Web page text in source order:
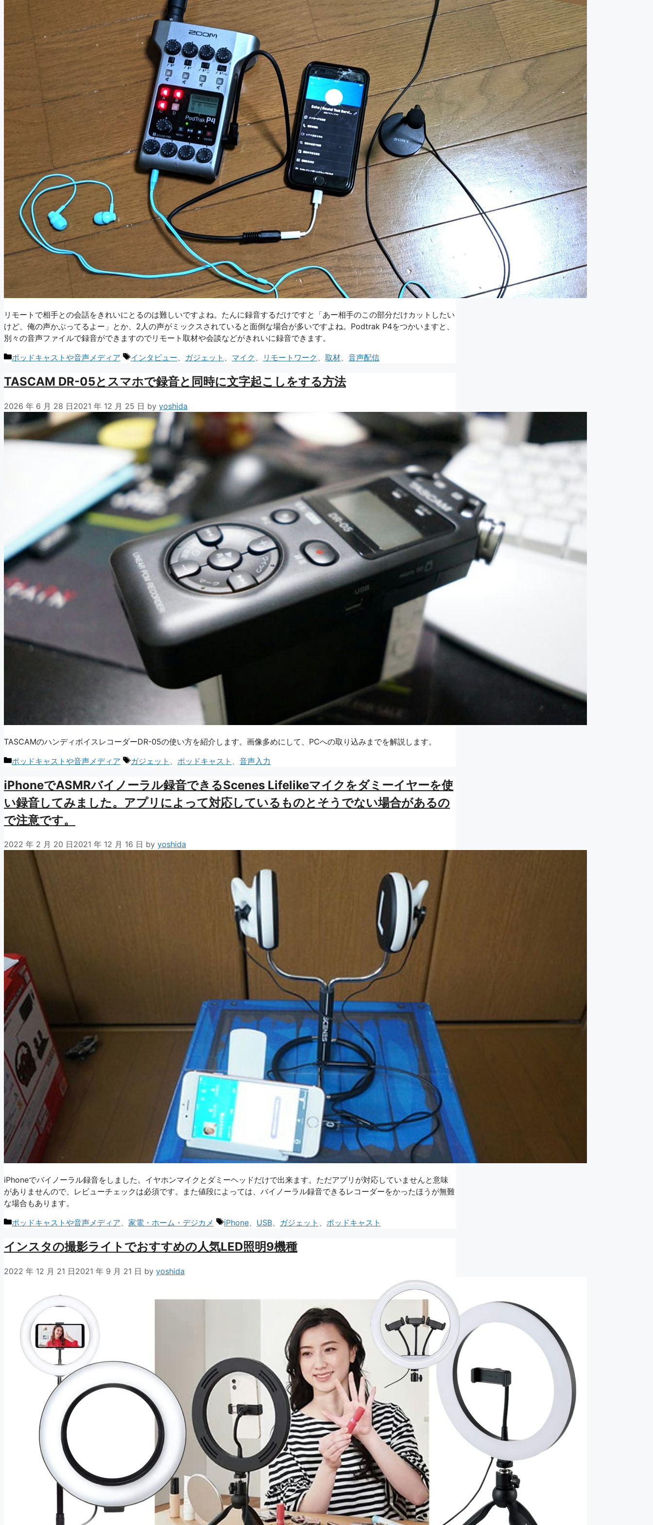
リモートで相手との会話をきれいにとるのは難しいですよね。たんに録音するだけですと「あー相手のこの部分だけカットしたい
けど、俺の声かぶってるよー」とか、2人の声がミックスされていると面倒な場合が多いですよね。Podtrak P4をつかいますと、
別々の音声ファイルで録音ができますのでリモート取材や会談などがきれいに録音できます。
カ
ゴ
ー
ポッドキャストや音声メディア
タ
インタビュー ガジェット マイク リモートワーク 取材 音声配信
TASCAM DR-05とスマホで録音と同時に文字起こしをする方法
2026 年 6 月 28 日2021 年 12 月 25 日 by yoshida
TASCAMのハンディボイスレコーダーDR-05の使い方を紹介します。画像多めにして、PCへの取り込みまでを解説します。
カ
ゴ
リ
ー
ポッドキャストや音声メディア
タ
ガジェット ポッドキャスト 音声入力
iPhoneでASMRバイノーラル録音できるScenes Lifelikeマイクをダミーイヤーを使
い録音してみました。アプリによって対応しているものとそうでない場合があるの
で注意です。
2022 年 2 月 20 日2021 年 12 月 16 日 by yoshida
iPhoneでバイノーラル録音をしました。イヤホンマイクとダミーヘッドだけで出来ます。ただアプリが対応していませんと意味
がありませんので、レビューチェックは必須です。また値段によっては、バイノーラル録音できるレコーダーをかったほうが無難
な場合もあります。
カ
ゴ
ー
ポッドキャストや音声メディア、 家電・ホーム・デジカメ
タ
iPhone、 USB、 ガジェット 、 ポッドキャスト
インスタの撮影ライトでおすすめの人気LED照明9機種
2022 年 12 月 21 日2021 年 9 月 21 日 by yoshida